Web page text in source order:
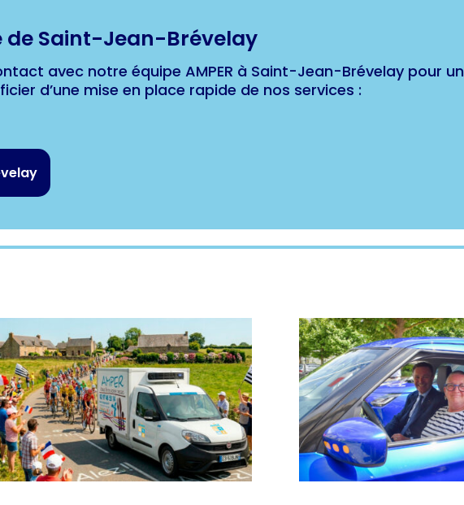
Saint-Jean-Brévelay
avec notre équipe AMPER à Saint-Jean-Brévelay pour un
d’une mise en place rapide de nos services :